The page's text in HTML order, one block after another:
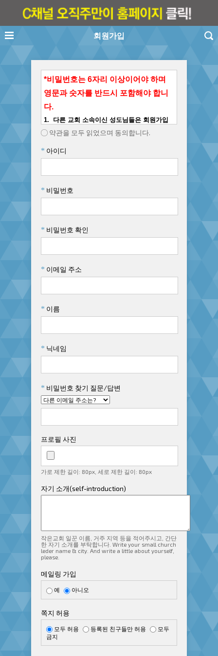
회원가입
*비밀번호는 6자리 이상이어야 하며
영문과 숫자를 반드시 포함해야 합니
다.
1. 다른 교회 소속이신 성도님들은 회원가입
을 하지 말아주십시요(내부 커뮤니티는 비공개
2.닉네임은 이름과 동일하게
뒷부분에 숫자, 지명, 이모티콘 등을 달아주세
4. 회원가입이 끝나면작은교회 일꾼에게 꼭
등업신청을 부탁하십시요.
약관을 모두 읽었으며 동의합니다.
* 아이디
* 비밀번호
* 비밀번호 확인
* 이메일 주소
* 이름
* 닉네임
* 비밀번호 찾기 질문/답변
프로필 사진
가로 제한 길이: 80px, 세로 제한 길이: 80px
자기 소개(self-introduction)
작은교회 일꾼 이름, 거주 지역 등을 적어주시고, 간단
한 자기 소개를 부탁합니다. Write your small church
leder name & city. And write a little about yourself,
please.
메일링 가입
예 아니오
쪽지 허용
모두 허용 등록된 친구들만 허용
모두
금지